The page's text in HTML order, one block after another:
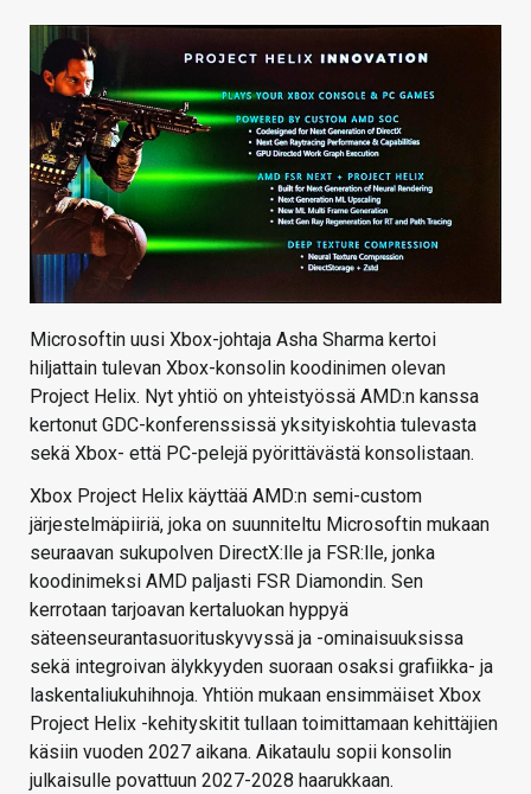
HAKU
Microsoftin uusi Xbox-johtaja Asha Sharma kertoi
hiljattain tulevan Xbox-konsolin koodinimen olevan
Project Helix. Nyt yhtiö on yhteistyössä AMD:n kanssa
kertonut GDC-konferenssissä yksityiskohtia tulevasta
sekä Xbox- että PC-pelejä pyörittävästä konsolistaan.
Xbox Project Helix käyttää AMD:n semi-custom
järjestelmäpiiriä, joka on suunniteltu Microsoftin mukaan
seuraavan sukupolven DirectX:lle ja FSR:lle, jonka
koodinimeksi AMD paljasti FSR Diamondin. Sen
kerrotaan tarjoavan kertaluokan hyppyä
säteenseurantasuorituskyvyssä ja -ominaisuuksissa
sekä integroivan älykkyyden suoraan osaksi grafiikka- ja
laskentaliukuhihnoja. Yhtiön mukaan ensimmäiset Xbox
Project Helix -kehityskitit tullaan toimittamaan kehittäjien
käsiin vuoden 2027 aikana. Aikataulu sopii konsolin
julkaisulle povattuun 2027-2028 haarukkaan.